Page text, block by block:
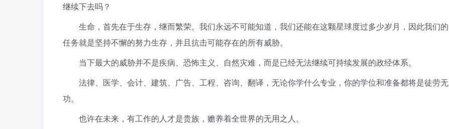
继续下去吗？
生命，首先在于生存，继而繁荣。我们永远不可能知道，我们还能在这颗星球度过多少岁月，因此我们的
任务就是坚持不懈的努力生存，并且抗击可能存在的所有威胁。
当下最大的威胁并不是疾病、恐怖主义、自然灾难，而是已经无法继续可持续发展的政经体系。
法律、医学、会计、建筑、广告、工程、咨询、翻译，无论你学什么专业，你的学位和准备都将是徒劳无
功。
也许在未来，有工作的人才是贵族，赡养着全世界的无用之人。